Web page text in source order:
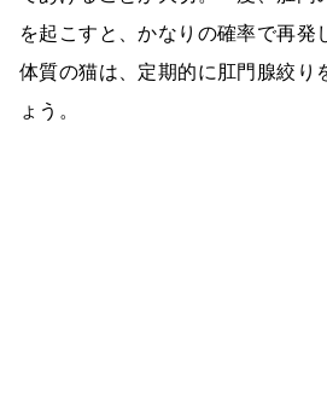
を起こすと、かなりの確率で再発
体質の猫は、定期的に肛門腺絞り
ょう。